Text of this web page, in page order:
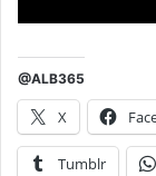
@ALB365
X
Tumblr